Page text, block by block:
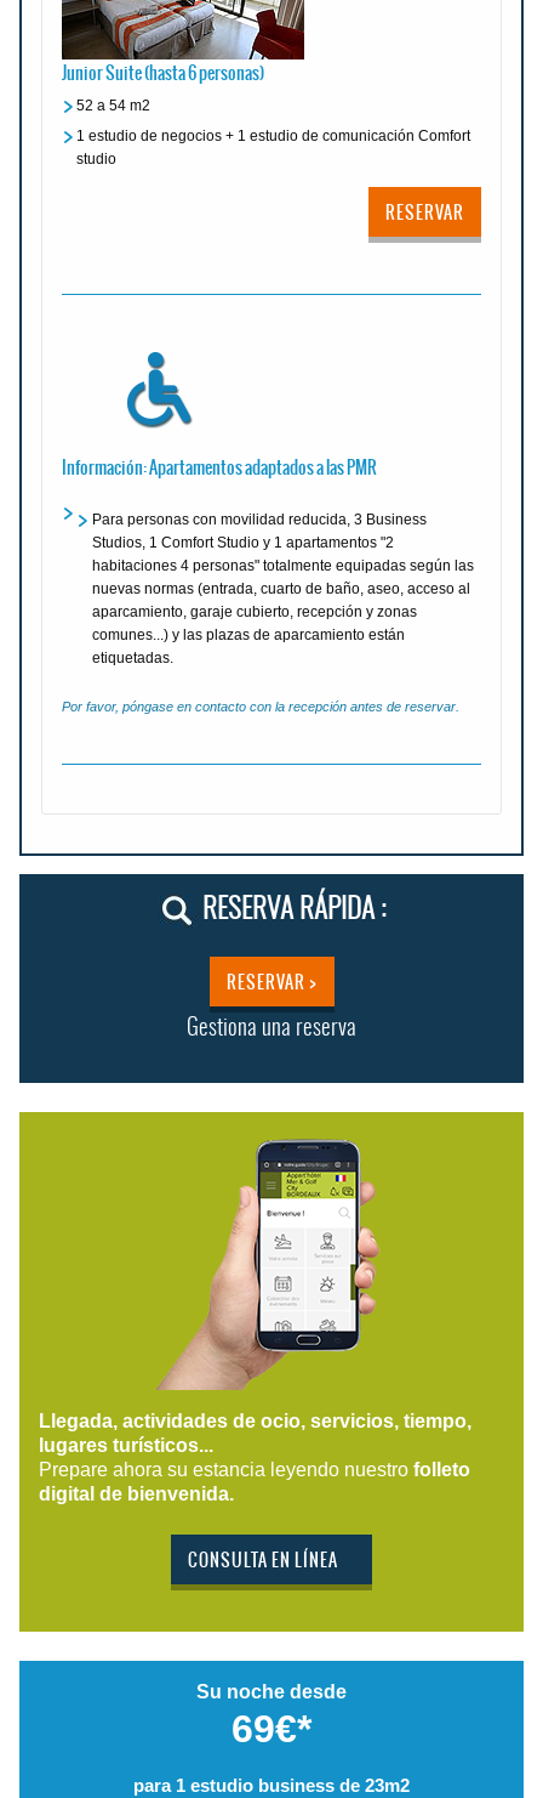
Junior Suite (hasta 6 personas)
52 a 54 m2
1 estudio de negocios + 1 estudio de comunicación Comfort
studio
RESERVAR
Información: Apartamentos adaptados a las PMR
Para personas con movilidad reducida, 3 Business
Studios, 1 Comfort Studio y 1 apartamentos "2
habitaciones 4 personas" totalmente equipadas según las
nuevas normas (entrada, cuarto de baño, aseo, acceso al
aparcamiento, garaje cubierto, recepción y zonas
comunes...) y las plazas de aparcamiento están
etiquetadas.
Por favor, póngase en contacto con la recepción antes de reservar.
RESERVA RÁPIDA :
RESERVAR >
Gestiona una reserva
Llegada, actividades de ocio, servicios, tiempo,
lugares turísticos...
Prepare ahora su estancia leyendo nuestro folleto
digital de bienvenida.
CONSULTA EN LÍNEA
Su noche desde
69€*
para 1 estudio business de 23m2